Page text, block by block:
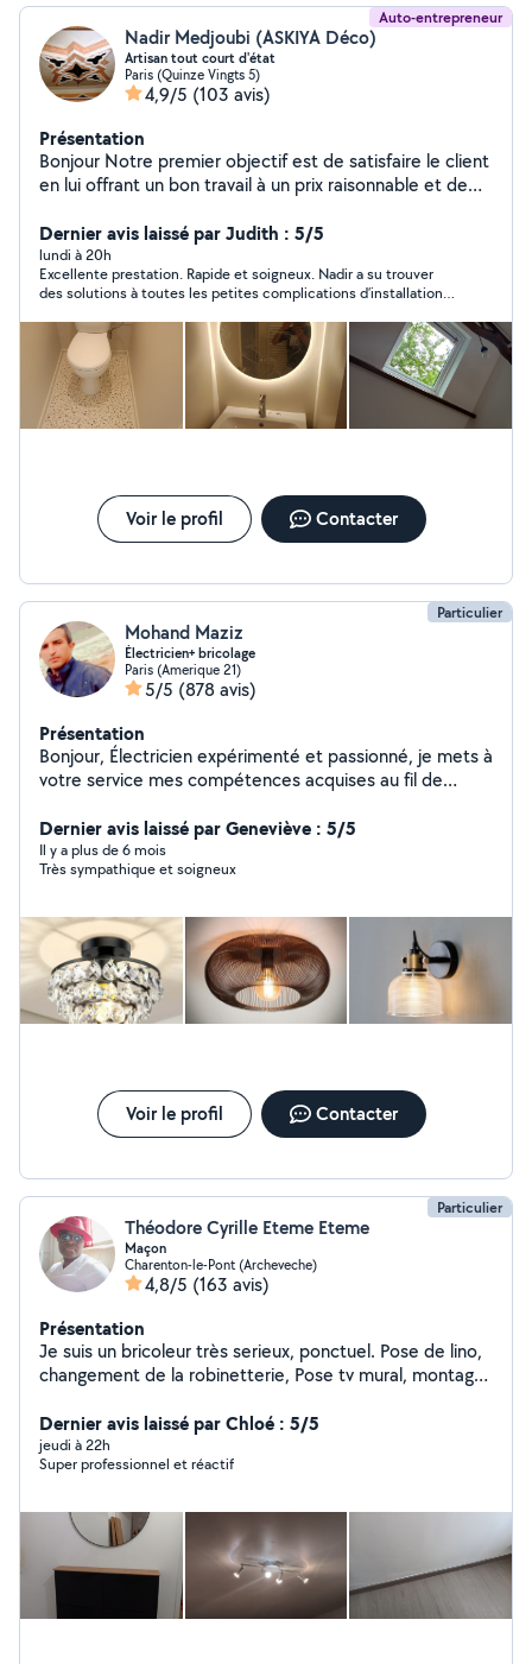
Auto-entrepreneur
Nadir Medjoubi (ASKIYA Déco)
Artisan tout court d'état
Paris (Quinze Vingts 5)
4,9/5 (103 avis)
Présentation
Bonjour Notre premier objectif est de satisfaire le client
en lui offrant un bon travail à un prix raisonnable et de
conquérir un nouveau client nous sommes à votre
service à toute moment n'hésitez pas à nous contacter
Dernier avis laissé par Judith : 5/5
lundi à 20h
Excellente prestation. Rapide et soigneux. Nadir a su trouver
des solutions à toutes les petites complications d’installation
toutes mes exigences. Merci Nadir!
Voir le profil Contacter
Particulier
Mohand Maziz
Électricien+ bricolage
Paris (Amerique 21)
5/5 (878 avis)
Présentation
Bonjour, Électricien expérimenté et passionné, je mets à
votre service mes compétences acquises au fil de
spécialisé dans l'installation, la réparation et le
dépannage électrique, En complément de mes
expertises électriques, je réalise également divers
d'étagères et de tringles à rideaux, et l'installation des
meubles,ainsi que l'aménagement intérieur. Sérieux,
organisé et attentif aux détails, je suis disponible pour
répondre à vos besoins et vous accompagner dans vos
projets avec professionnalisme, le tout à des tarifs
Dernier avis laissé par Geneviève : 5/5
Il y a plus de 6 mois
Très sympathique et soigneux
Voir le profil Contacter
Particulier
Théodore Cyrille Eteme Eteme
Maçon
Charenton-le-Pont (Archeveche)
4,8/5 (163 avis)
Présentation
Je suis un bricoleur très serieux, ponctuel. Pose de lino,
changement de la robinetterie, Pose tv mural, montage
dressing sur mesure et plus.
Dernier avis laissé par Chloé : 5/5
jeudi à 22h
Super professionnel et réactif